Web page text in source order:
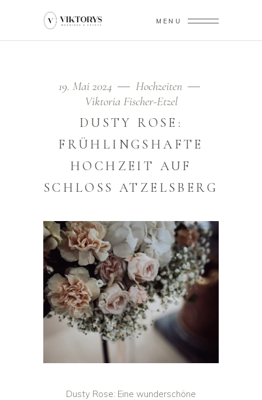
MENU
19. Mai 2024
Hochzeiten
Viktoria Fischer-Etzel
DUSTY ROSE:
FRÜHLINGSHAFTE
HOCHZEIT AUF
SCHLOSS ATZELSBERG
Dusty Rose: Eine wunderschöne